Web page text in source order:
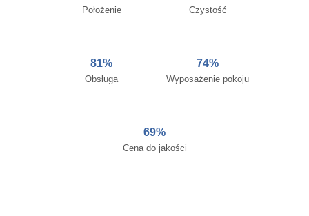
Położenie Czystość
81%
Obsługa
74%
Wyposażenie pokoju
69%
Cena do jakości